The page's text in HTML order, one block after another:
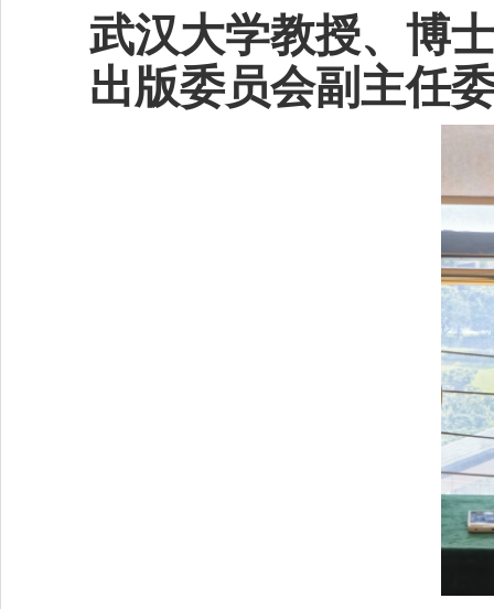
武汉大学教授、博
出版委员会副主任